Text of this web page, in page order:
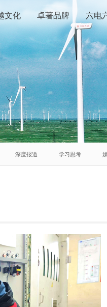
文化 卓著品牌 六电
深度报道 学习思考